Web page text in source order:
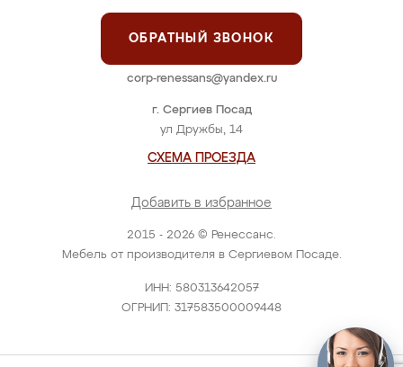
2015 - 2026 © Ренессанс.
Мебель от производителя в Сергиевом Посаде.
ИНН: 580313642057
ОГРНИП: 317583500009448
г. Сергиев Посад
ул Дружбы, 14
СХЕМА ПРОЕЗДА
Добавить в избранное
ОБРАТНЫЙ ЗВОНОК
corp-renessans@yandex.ru